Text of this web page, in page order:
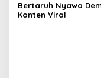
Bertaruh Nyawa
Konten Viral